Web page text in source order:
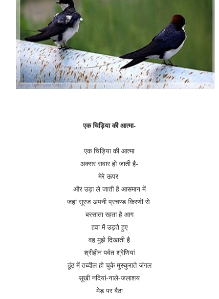
एक चिड़िया की आत्मा-
एक चिड़िया की आत्मा
अक्सर सवार हो जाती है-
मेरे ऊपर
और उड़ा ले जाती है आसमान में
जहां सूरज अपनी प्रचण्ड किरणॊं से
बरसाता रहता है आग
हवा में उड़ते हुए
वह मुझे दिखाती है
श्रीहीन पर्वत श्रेणियां
ठूंठ में तब्दील हो चुके मुस्कुराते जंगल
सूखी नदियां-नाले-जलाशय
मेड़ पर बैठा